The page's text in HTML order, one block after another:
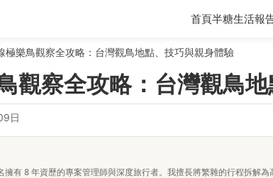
首頁半糖生活報
極樂鳥觀察全攻略：台灣觀鳥地點、技巧與親身體驗
觀察全攻略：台灣觀鳥
日
擁有 8 年資歷的專案管理師與深度旅行者。我擅長將繁雜的行程拆解